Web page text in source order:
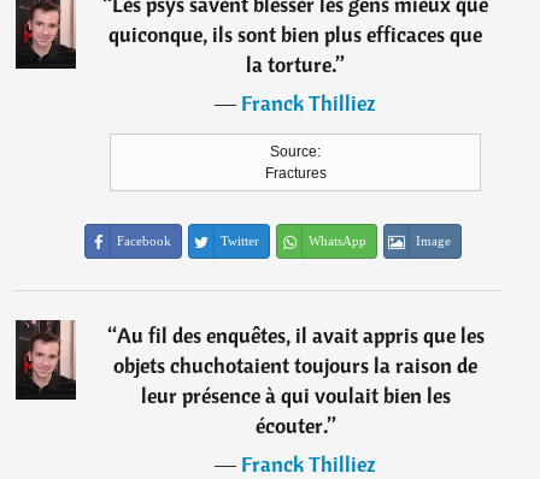
quiconque, ils sont bien plus efficaces que
la torture.”
―Franck Thilliez
Source:
Fractures
Facebook Twitter WhatsApp Image
“Au fil des enquêtes, il avait appris que les
objets chuchotaient toujours la raison de
leur présence à qui voulait bien les
écouter.”
―Franck Thilliez